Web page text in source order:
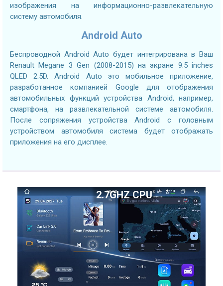
изображения на информационно-развлекательную
систему автомобиля.
Android Auto
Беспроводной Android Auto будет интегрирована в Ваш
Renault Megane 3 Gen (2008-2015) на экране 9.5 inches
QLED 2.5D. Android Auto это мобильное приложение,
разработанное компанией Google для отображения
автомобильных функций устройства Android, например,
смартфона, на развлекательной системе автомобиля.
После сопряжения устройства Android с головным
устройством автомобиля система будет отображать
приложения на его дисплее.
2.7GHZ CPU